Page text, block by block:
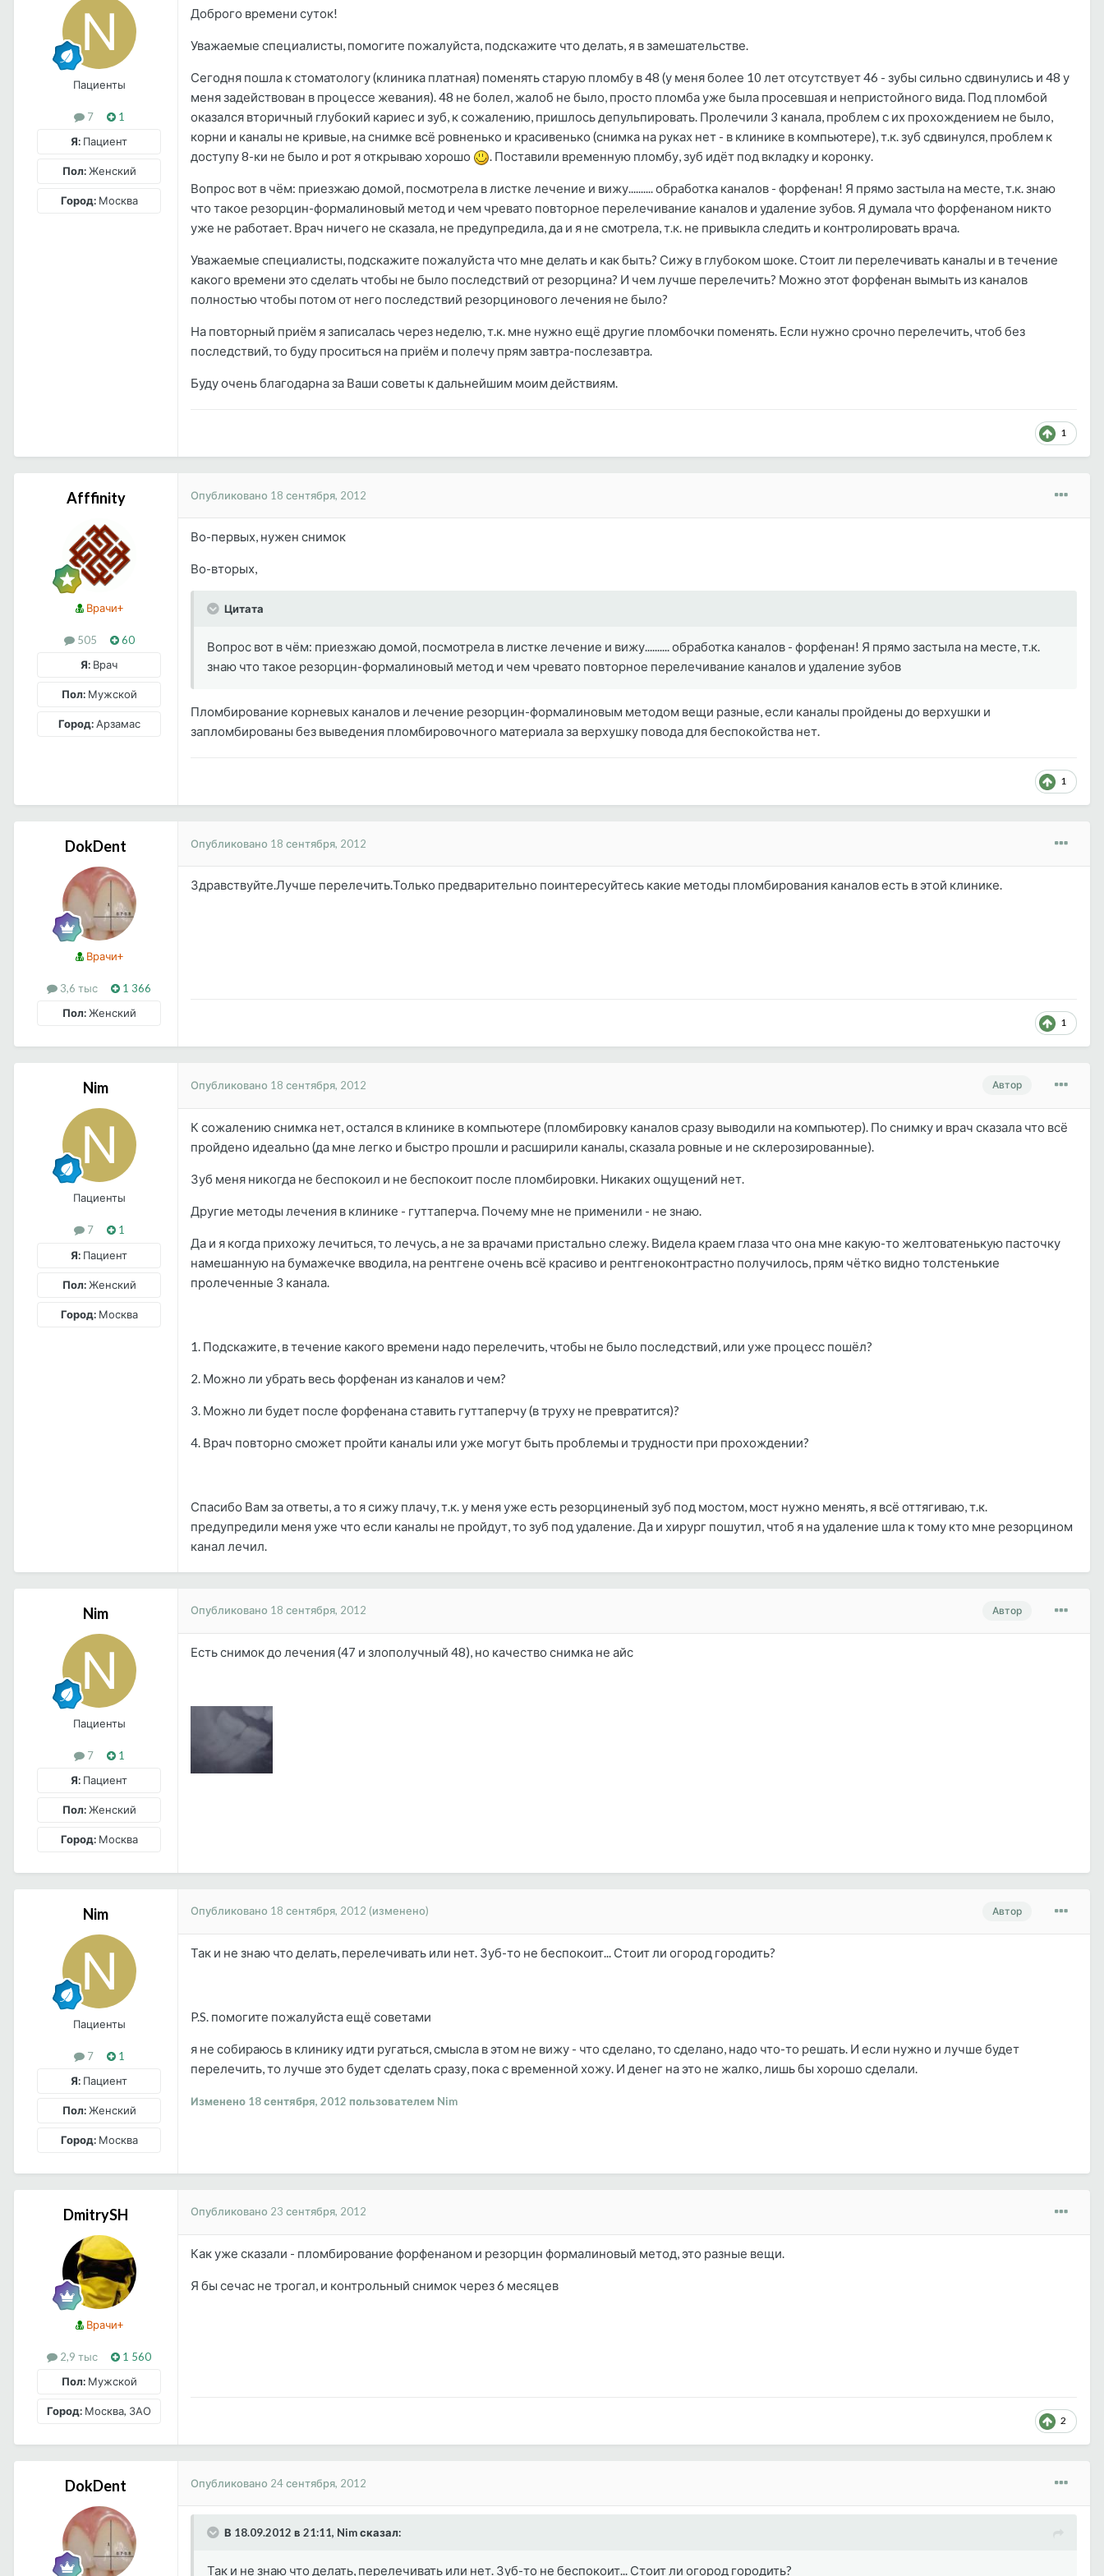
Пациенты
7
1
Я: Пациент
Пол:Женский
Город:Москва
Доброго времени суток!
Уважаемые специалисты, помогите пожалуйста, подскажите что делать, я в замешательстве.
Сегодня пошла к стоматологу (клиника платная) поменять старую пломбу в 48 (у меня более 10 лет отсутствует 46 - зубы сильно сдвинулись и 48 у
меня задействован в процессе жевания). 48 не болел, жалоб не было, просто пломба уже была просевшая и непристойного вида. Под пломбой
оказался вторичный глубокий кариес и зуб, к сожалению, пришлось депульпировать. Пролечили 3 канала, проблем с их прохождением не было,
корни и каналы не кривые, на снимке всё ровненько и красивенько (снимка на руках нет - в клинике в компьютере), т.к. зуб сдвинулся, проблем к
доступу 8-ки не было и рот я открываю хорошо
. Поставили временную пломбу, зуб идёт под вкладку и коронку.
Вопрос вот в чём: приезжаю домой, посмотрела в листке лечение и вижу.......... обработка каналов - форфенан! Я прямо застыла на месте, т.к. знаю
что такое резорцин-формалиновый метод и чем чревато повторное перелечивание каналов и удаление зубов. Я думала что форфенаном никто
уже не работает. Врач ничего не сказала, не предупредила, да и я не смотрела, т.к. не привыкла следить и контролировать врача.
Уважаемые специалисты, подскажите пожалуйста что мне делать и как быть? Сижу в глубоком шоке. Стоит ли перелечивать каналы и в течение
какого времени это сделать чтобы не было последствий от резорцина? И чем лучше перелечить? Можно этот форфенан вымыть из каналов
полностью чтобы потом от него последствий резорцинового лечения не было?
На повторный приём я записалась через неделю, т.к. мне нужно ещё другие пломбочки поменять. Если нужно срочно перелечить, чтоб без
последствий, то буду проситься на приём и полечу прям завтра-послезавтра.
Буду очень благодарна за Ваши советы к дальнейшим моим действиям.
1
Afffinity
Врачи+
505
60
Я: Врач
Пол:Мужской
Город:Арзамас
Опубликовано 18 сентября, 2012
Во-первых, нужен снимок
Во-вторых,
Цитата
Вопрос вот в чём: приезжаю домой, посмотрела в листке лечение и вижу.......... обработка каналов - форфенан! Я прямо застыла на месте, т.к.
знаю что такое резорцин-формалиновый метод и чем чревато повторное перелечивание каналов и удаление зубов
Пломбирование корневых каналов и лечение резорцин-формалиновым методом вещи разные, если каналы пройдены до верхушки и
запломбированы без выведения пломбировочного материала за верхушку повода для беспокойства нет.
1
DokDent
Врачи+
3,6 тыс
1 366
Пол:Женский
Опубликовано 18 сентября, 2012
Здравствуйте.Лучше перелечить.Только предварительно поинтересуйтесь какие методы пломбирования каналов есть в этой клинике.
1
Nim
Пациенты
7
1
Я: Пациент
Пол:Женский
Город:Москва
Автор
Опубликовано 18 сентября, 2012
К сожалению снимка нет, остался в клинике в компьютере (пломбировку каналов сразу выводили на компьютер). По снимку и врач сказала что всё
пройдено идеально (да мне легко и быстро прошли и расширили каналы, сказала ровные и не склерозированные).
Зуб меня никогда не беспокоил и не беспокоит после пломбировки. Никаких ощущений нет.
Другие методы лечения в клинике - гуттаперча. Почему мне не применили - не знаю.
Да и я когда прихожу лечиться, то лечусь, а не за врачами пристально слежу. Видела краем глаза что она мне какую-то желтоватенькую пасточку
намешанную на бумажечке вводила, на рентгене очень всё красиво и рентгеноконтрастно получилось, прям чётко видно толстенькие
пролеченные 3 канала.
1. Подскажите, в течение какого времени надо перелечить, чтобы не было последствий, или уже процесс пошёл?
2. Можно ли убрать весь форфенан из каналов и чем?
3. Можно ли будет после форфенана ставить гуттаперчу (в труху не превратится)?
4. Врач повторно сможет пройти каналы или уже могут быть проблемы и трудности при прохождении?
Спасибо Вам за ответы, а то я сижу плачу, т.к. у меня уже есть резорциненый зуб под мостом, мост нужно менять, я всё оттягиваю, т.к.
предупредили меня уже что если каналы не пройдут, то зуб под удаление. Да и хирург пошутил, чтоб я на удаление шла к тому кто мне резорцином
канал лечил.
Nim
Пациенты
7
1
Я: Пациент
Пол:Женский
Город:Москва
Автор
Опубликовано 18 сентября, 2012
Есть снимок до лечения (47 и злополучный 48), но качество снимка не айс
Nim
Пациенты
7
1
Я: Пациент
Пол:Женский
Город:Москва
Автор
Опубликовано 18 сентября, 2012 (изменено)
Так и не знаю что делать, перелечивать или нет. Зуб-то не беспокоит... Стоит ли огород городить?
P.S. помогите пожалуйста ещё советами
я не собираюсь в клинику идти ругаться, смысла в этом не вижу - что сделано, то сделано, надо что-то решать. И если нужно и лучше будет
перелечить, то лучше это будет сделать сразу, пока с временной хожу. И денег на это не жалко, лишь бы хорошо сделали.
Изменено 18 сентября, 2012 пользователем Nim
DmitrySH
Врачи+
2,9 тыс
1 560
Пол:Мужской
Город: Москва, ЗАО
Опубликовано 23 сентября, 2012
Как уже сказали - пломбирование форфенаном и резорцин формалиновый метод, это разные вещи.
Я бы сечас не трогал, и контрольный снимок через 6 месяцев
2
DokDent Опубликовано 24 сентября, 2012
В 18.09.2012 в 21:11, Nim сказал:
Так и не знаю что делать, перелечивать или нет. Зуб-то не беспокоит... Стоит ли огород городить?